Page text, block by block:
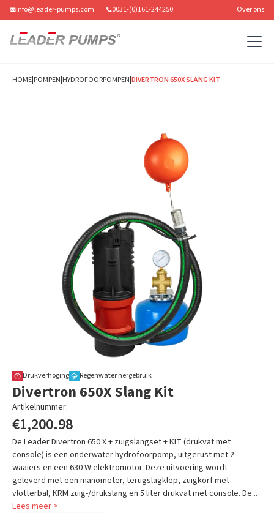
info@leader-pumps.com 0031-(0)161-244250 Over ons
HOME|POMPEN|HYDROFOORPOMPEN|DIVERTRON 650X SLANG KIT
Drukverhoging Regenwater hergebruik
Divertron 650X Slang Kit
Artikelnummer:
€1,200.98
De Leader Divertron 650 X + zuigslangset + KIT (drukvat met
console) is een onderwater hydrofoorpomp, uitgerust met 2
waaiers en een 630 W elektromotor. Deze uitvoering wordt
geleverd met een manometer, terugslagklep, zuigkorf met
vlotterbal, KRM zuig-/drukslang en 5 liter drukvat met console. De...
Lees meer >